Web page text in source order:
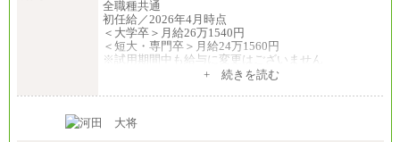
全職種共通
初任給／2026年4月時点
＜大学卒＞月給26万1540円
＜短大・専門卒＞月給24万1560円
※試用期間中も給与に変更はございません
月給24万円～
※試用期間中も給与に変更はございません
+ 続きを読む